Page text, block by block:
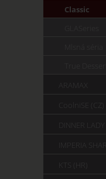
Classic
ARAMAX
DINNER LADY
IMPERIA
KTS (HR)